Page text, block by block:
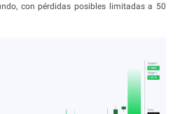
con pérdidas posibles limitadas a 50